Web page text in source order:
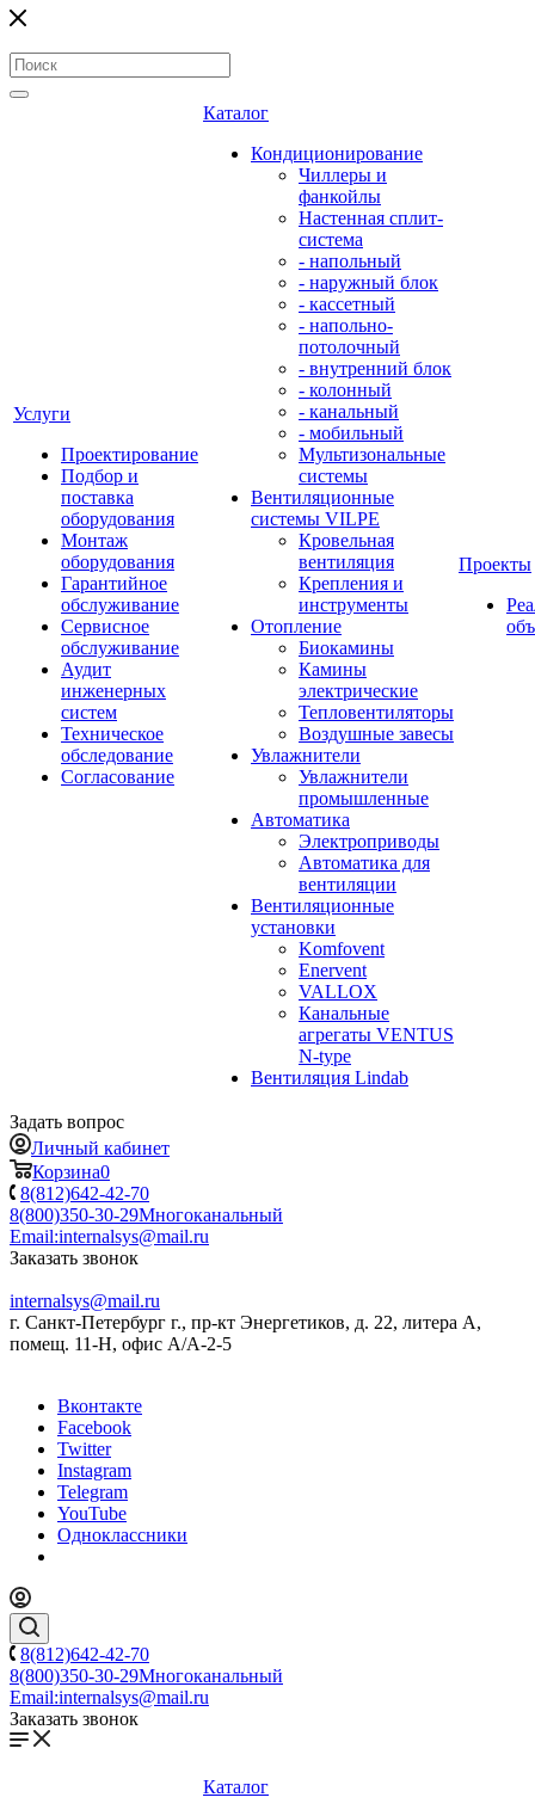
Услуги
Проектирование
Подбор и
поставка
оборудования
Монтаж
оборудования
Гарантийное
обслуживание
Сервисное
обслуживание
Аудит
инженерных
систем
Техническое
обследование
Согласование
Каталог
Кондиционирование
Чиллеры и
фанкойлы
Настенная сплит-
система
- напольный
- наружный блок
- кассетный
- напольно-
потолочный
- внутренний блок
- колонный
- канальный
- мобильный
Мультизональные
системы
Вентиляционные
системы VILPE
Кровельная
вентиляция
Крепления и
инструменты
Отопление
Биокамины
Камины
электрические
Тепловентиляторы
Воздушные завесы
Увлажнители
Увлажнители
промышленные
Автоматика
Электроприводы
Автоматика для
вентиляции
Вентиляционные
установки
Komfovent
Enervent
VALLOX
Канальные
агрегаты VENTUS
N-type
Вентиляция Lindab
Проекты
Задать вопрос
Личный кабинет
Корзина0
8(812)642-42-70
8(800)350-30-29Многоканальный
Email:internalsys@mail.ru
Заказать звонок
internalsys@mail.ru
г. Санкт-Петербург г., пр-кт Энергетиков, д. 22, литера А,
помещ. 11-Н, офис А/А-2-5
Вконтакте
Facebook
Twitter
Instagram
Telegram
YouTube
Одноклассники
8(812)642-42-70
8(800)350-30-29Многоканальный
Email:internalsys@mail.ru
Заказать звонок
Каталог